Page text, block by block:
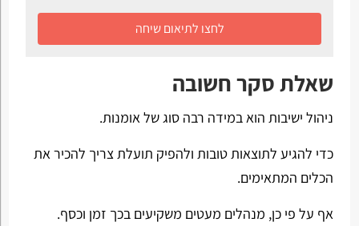
לחצו לתיאום שיחה
שאלת סקר חשובה
ניהול ישיבות הוא במידה רבה סוג של אומנות.
כדי להגיע לתוצאות טובות ולהפיק תועלת צריך להכיר את
הכלים המתאימים.
אף על פי כן, מנהלים מעטים משקיעים בכך זמן וכסף.